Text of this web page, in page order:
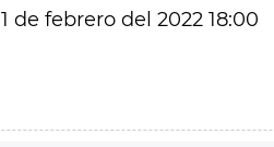
1 de febrero del 2022 18:00